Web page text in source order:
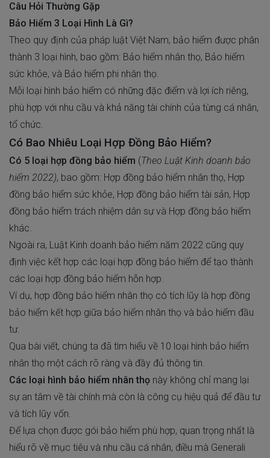
Câu Hỏi Thường Gặp
Bảo Hiểm 3 Loại Hình Là Gì?
Theo quy định của pháp luật Việt Nam, bảo hiểm được phân
thành 3 loại hình, bao gồm: Bảo hiểm nhân thọ, Bảo hiểm
sức khỏe, và Bảo hiểm phi nhân thọ.
Mỗi loại hình bảo hiểm có những đặc điểm và lợi ích riêng,
phù hợp với nhu cầu và khả năng tài chính của từng cá nhân,
tổ chức.
Có Bao Nhiêu Loại Hợp Đồng Bảo Hiểm?
Có 5 loại hợp đồng bảo hiểm (Theo Luật Kinh doanh bảo
hiểm 2022), bao gồm: Hợp đồng bảo hiểm nhân thọ, Hợp
đồng bảo hiểm sức khỏe, Hợp đồng bảo hiểm tài sản, Hợp
đồng bảo hiểm trách nhiệm dân sự và Hợp đồng bảo hiểm
khác.
Ngoài ra, Luật Kinh doanh bảo hiểm năm 2022 cũng quy
định việc kết hợp các loại hợp đồng bảo hiểm để tạo thành
các loại hợp đồng bảo hiểm hỗn hợp.
Ví dụ, hợp đồng bảo hiểm nhân thọ có tích lũy là hợp đồng
bảo hiểm kết hợp giữa bảo hiểm nhân thọ và bảo hiểm đầu
tư.
Qua bài viết, chúng ta đã tìm hiểu về 10 loại hình bảo hiểm
nhân thọ một cách rõ ràng và đầy đủ thông tin.
Các loại hình bảo hiểm nhân thọ này không chỉ mang lại
sự an tâm về tài chính mà còn là công cụ hiệu quả để đầu tư
và tích lũy vốn.
Để lựa chọn được gói bảo hiểm phù hợp, quan trọng nhất là
hiểu rõ về mục tiêu và nhu cầu cá nhân, điều mà Generali